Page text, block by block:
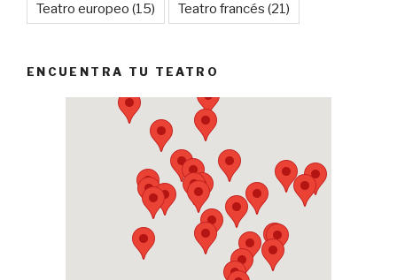
Teatro europeo (15) Teatro francés (21)
ENCUENTRA TU TEATRO